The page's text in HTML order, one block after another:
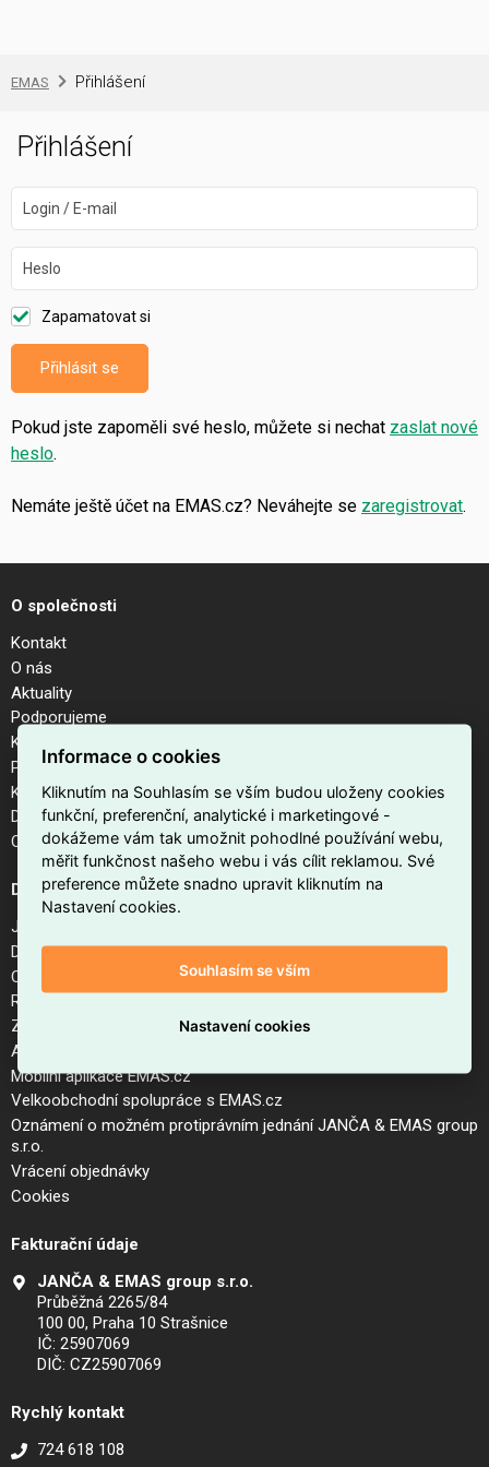
EMAS Přihlášení
Přihlášení
Login / E-mail
Heslo
Zapamatovat si
Přihlásit se
Pokud jste zapoměli své heslo, můžete si nechat zaslat nové
heslo.
Nemáte ještě účet na EMAS.cz? Neváhejte se zaregistrovat.
O společnosti
Kontakt
O nás
Aktuality
Podporujeme
Kalendář akcí
Pobočky
Kariéra
Dodavatelé
Odhlášení z newsletteru
Důležité odkazy
Jak nakupovat na EMAS.cz
Doprava a platba
Obchodní podmínky internetového obchodu EMAS.cz
Reklamační řád a postup pro vrácení zboží
Zásady zpracování osobních údajů (GDPR)
Aktuální ceník
Mobilní aplikace EMAS.cz
Velkoobchodní spolupráce s EMAS.cz
Oznámení o možném protiprávním jednání JANČA & EMAS group
s.r.o.
Vrácení objednávky
Cookies
Fakturační údaje
JANČA & EMAS group s.r.o.
Průběžná 2265/84
100 00, Praha 10 Strašnice
IČ: 25907069
DIČ: CZ25907069
Rychlý kontakt
724 618 108
Informace o cookies
Kliknutím na Souhlasím se vším budou uloženy cookies
funkční, preferenční, analytické i marketingové -
dokážeme vám tak umožnit pohodlné používání webu,
měřit funkčnost našeho webu i vás cílit reklamou. Své
preference můžete snadno upravit kliknutím na
Nastavení cookies.
Souhlasím se vším
Nastavení cookies